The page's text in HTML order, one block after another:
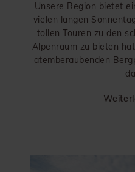
Unsere Region bietet
vielen langen
tollen Touren zu den
Alpenraum zu bieten
atemberaubenden